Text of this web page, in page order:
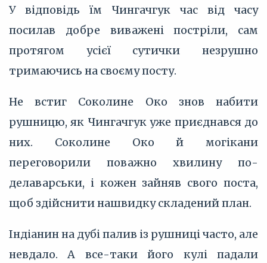
У відповідь їм Чингачгук час від часу
посилав добре виважені постріли, сам
протягом усієї сутички незрушно
тримаючись на своєму посту.
Не встиг Соколине Око знов набити
рушницю, як Чингачгук уже приєднався до
них. Соколине Око й могікани
переговорили поважно хвилину по-
делаварськи, і кожен зайняв свого поста,
щоб здійснити нашвидку складений план.
Індіанин на дубі палив із рушниці часто, але
невдало. А все-таки його кулі падали